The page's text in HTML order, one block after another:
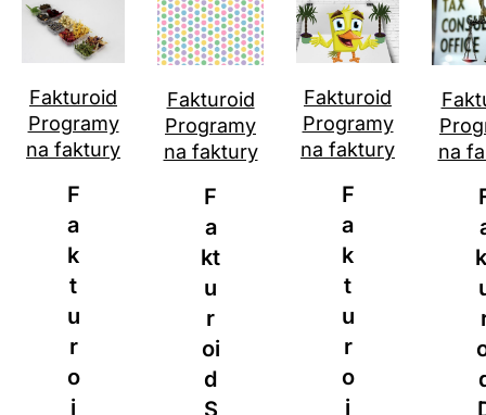
Fakturoid
Programy
na faktury
F
A
Kt
U
R
Oi
D
S
Fakturoid
Programy
na faktury
F
A
K
T
U
R
O
I
Fakturoid
Programy
na faktury
F
A
Kt
U
R
Oi
D
D
na